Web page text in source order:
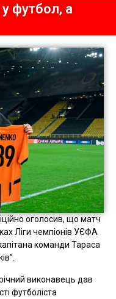
футбол, а
оголосив, що матч
Ліги чемпіонів УЄФА
команди Тараса
виконавець дав
футболіста